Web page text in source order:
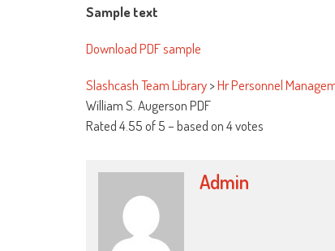
Sample text
Download PDF sample
Slashcash Team Library>Hr Personnel
William S. Augerson PDF
Rated4.55of5– based on4votes
Admin